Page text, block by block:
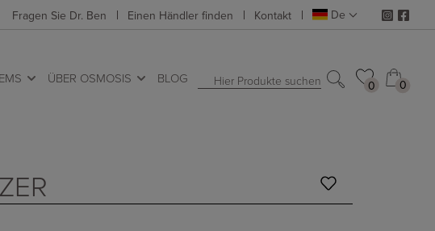
Fragen Sie Dr. Ben Einen Händler finden Kontakt De
ÜBER OSMOSIS BLOG Hier Produkte suchen 0
0 0
0